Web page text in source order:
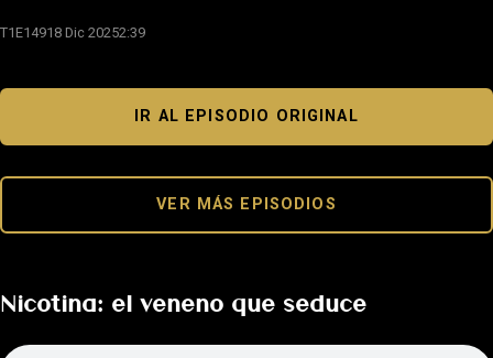
T1E14918 Dic 20252:39
IR AL EPISODIO ORIGINAL
VER MÁS EPISODIOS
Nicotina: el veneno que seduce